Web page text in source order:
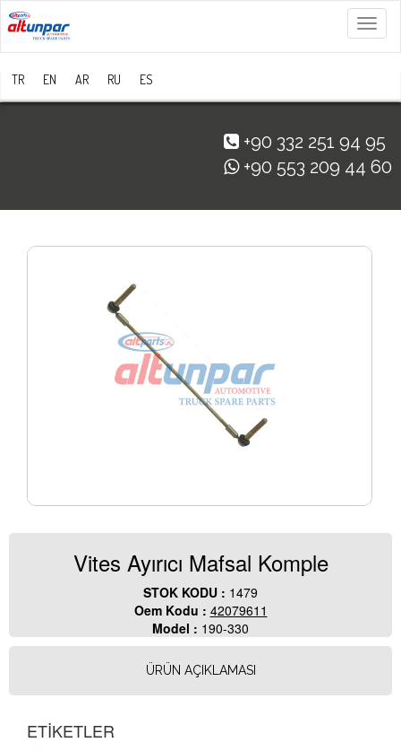
Menü
TR EN AR RU ES
+90 332 251 94 95
+90 553 209 44 60
Vites Ayırıcı Mafsal Komple
STOK KODU : 1479
Oem Kodu : 42079611
Model : 190-330
ÜRÜN AÇIKLAMASI
ETİKETLER